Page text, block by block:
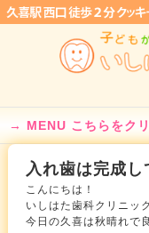
MENU こちらをク
入れ歯は完成
こんにちは！
いしはた歯科クリニッ
今日の久喜は秋晴れで